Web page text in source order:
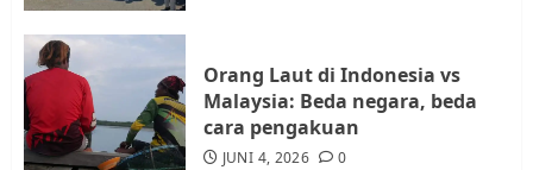
5
Orang Laut di Indonesia vs
Malaysia: Beda negara, beda
cara pengakuan
JUNI 4, 2026 0